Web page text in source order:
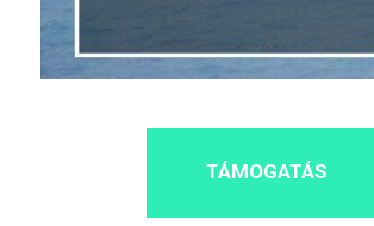
TÁMOGATÁS